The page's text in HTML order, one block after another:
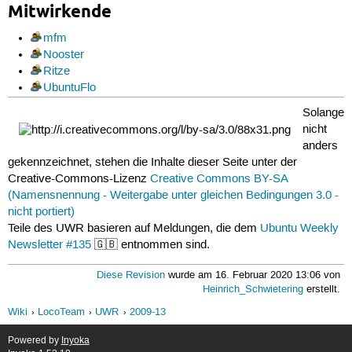
Mitwirkende
mfm
Nooster
Ritze
UbuntuFlo
Solange
nicht
anders
gekennzeichnet, stehen die Inhalte dieser Seite unter der
Creative-Commons-Lizenz Creative Commons BY-SA
(Namensnennung - Weitergabe unter gleichen Bedingungen 3.0 -
nicht portiert)
Teile des UWR basieren auf Meldungen, die dem Ubuntu Weekly
Newsletter #135🇬🇧 entnommen sind.
Diese Revision wurde am 16. Februar 2020 13:06 von
Heinrich_Schwietering erstellt.
Wiki
LocoTeam UWR 2009-13
Powered by Inyoka